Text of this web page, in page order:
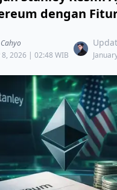
dengan
8, 2026 | 02:48 WIB